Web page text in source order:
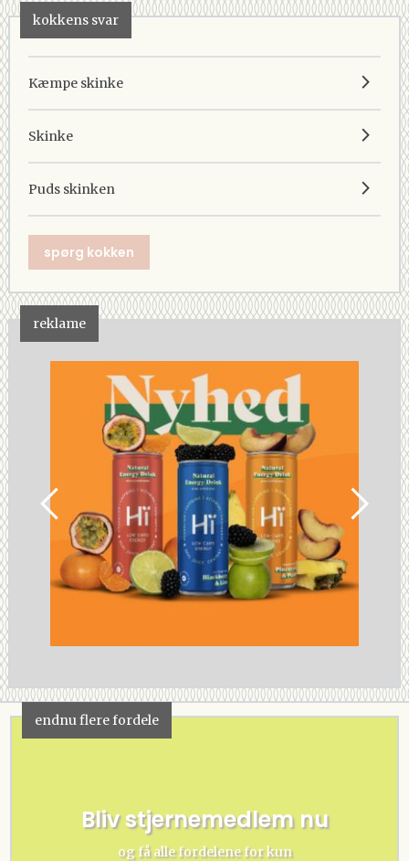
kokkens svar
Kæmpe skinke
Skinke
Puds skinken
spørg kokken
reklame
endnu flere fordele
Bliv stjernemedlem nu
og få alle fordelene for kun